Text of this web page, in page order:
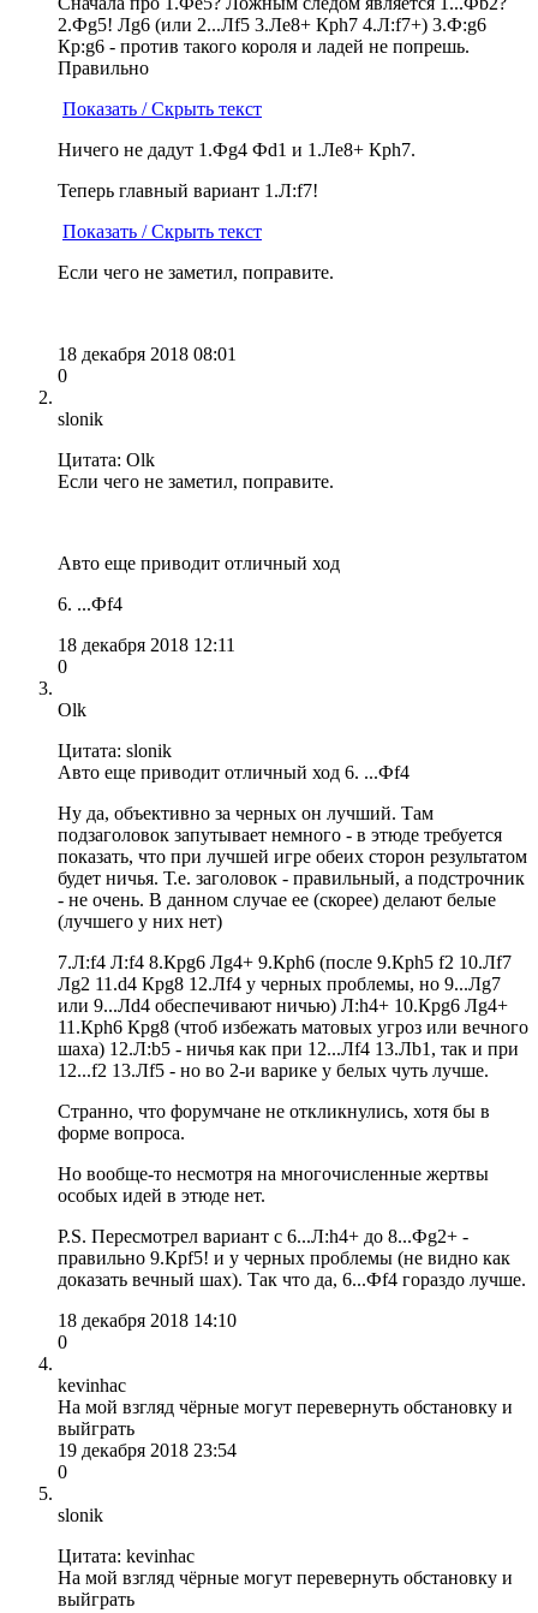
2.Фg5! Лg6 (или 2...Лf5 3.Лe8+ Крh7 4.Л:f7+) 3.Ф:g6
Кр:g6 - против такого короля и ладей не попрешь.
Правильно
Показать / Скрыть текст
Ничего не дадут 1.Фg4 Фd1 и 1.Лe8+ Крh7.
Теперь главный вариант 1.Л:f7!
Показать / Скрыть текст
Если чего не заметил, поправите.
18 декабря 2018 08:01
0
slonik
Цитата: Olk
Если чего не заметил, поправите.
Авто еще приводит отличный ход
6. ...Фf4
18 декабря 2018 12:11
0
Olk
Цитата: slonik
Авто еще приводит отличный ход 6. ...Фf4
Ну да, объективно за черных он лучший. Там
подзаголовок запутывает немного - в этюде требуется
показать, что при лучшей игре обеих сторон результатом
будет ничья. Т.е. заголовок - правильный, а подстрочник
- не очень. В данном случае ее (скорее) делают белые
(лучшего у них нет)
7.Л:f4 Л:f4 8.Крg6 Лg4+ 9.Крh6 (после 9.Крh5 f2 10.Лf7
Лg2 11.d4 Крg8 12.Лf4 у черных проблемы, но 9...Лg7
или 9...Лd4 обеспечивают ничью) Л:h4+ 10.Крg6 Лg4+
11.Крh6 Крg8 (чтоб избежать матовых угроз или вечного
шаха) 12.Л:b5 - ничья как при 12...Лf4 13.Лb1, так и при
12...f2 13.Лf5 - но во 2-и варике у белых чуть лучше.
Странно, что форумчане не откликнулись, хотя бы в
форме вопроса.
Но вообще-то несмотря на многочисленные жертвы
особых идей в этюде нет.
P.S. Пересмотрел вариант с 6...Л:h4+ до 8...Фg2+ -
правильно 9.Крf5! и у черных проблемы (не видно как
доказать вечный шах). Так что да, 6...Фf4 гораздо лучше.
18 декабря 2018 14:10
0
kevinhac
На мой взгляд чёрные могут перевернуть обстановку и
выйграть
19 декабря 2018 23:54
0
slonik
Цитата: kevinhac
На мой взгляд чёрные могут перевернуть обстановку и
выйграть